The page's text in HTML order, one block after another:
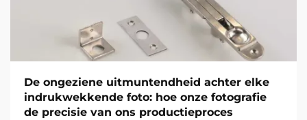
De ongeziene uitmuntendheid achter elke
indrukwekkende foto: hoe onze fotografie
de precisie van ons productieproces